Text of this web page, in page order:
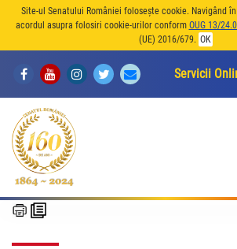
Site-ul Senatului României folosește cookie. Navigând
acordul asupra folosiri cookie-urilor conform OUG 13/
(UE) 2016/679. OK
Servicii